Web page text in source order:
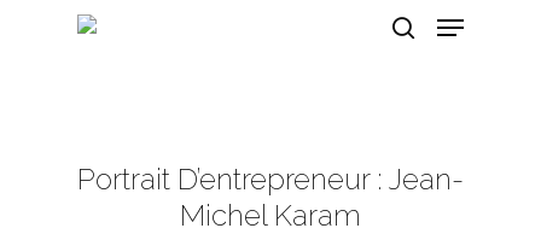
Portrait D’entrepreneur : Jean-
Michel Karam